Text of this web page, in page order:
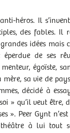
- 20h00
- 20h00
héros. Il
des fables. Il
idées mais
de ses
égoïste,
sa vie de
décidé à
» qu’il veut être,
». Peer Gynt
à lui tout